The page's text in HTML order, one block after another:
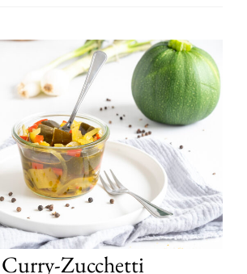
Curry-Zucchetti